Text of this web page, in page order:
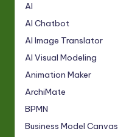
AI
AI Chatbot
AI Image Translator
AI Visual Modeling
Animation Maker
ArchiMate
BPMN
Business Model Canvas